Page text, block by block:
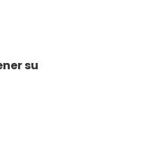
su